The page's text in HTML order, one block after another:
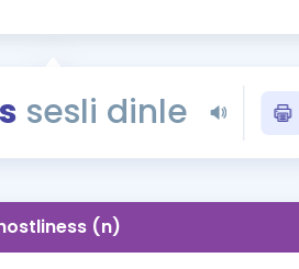
YDS - YÖKDİL
İngilizce
sesli dinle
(n)